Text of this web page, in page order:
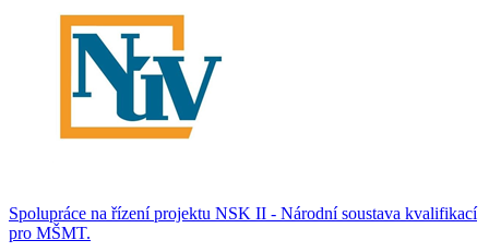
Spolupráce na řízení projektu NSK II - Národní soustava kvalifikací
pro MŠMT.